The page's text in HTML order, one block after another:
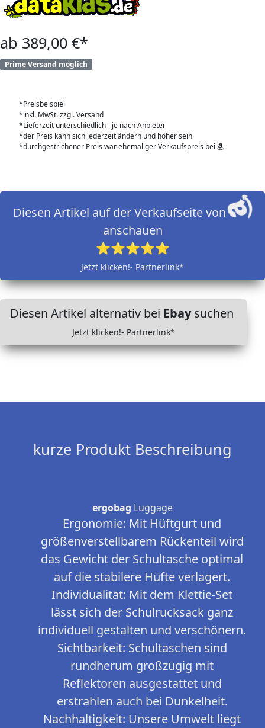
ab 389,00 €*
Prime Versand möglich
*Preisbeispiel
*inkl. MwSt. zzgl. Versand
*Lieferzeit unterschiedlich - je nach Anbieter
*der Preis kann sich jederzeit ändern und höher sein
*durchgestrichener Preis war ehemaliger Verkaufspreis bei
Diesen Artikel auf der Verkaufseite von
anschauen
⭐⭐⭐⭐⭐
Jetzt klicken!- Partnerlink*
Diesen Artikel alternativ bei Ebaysuchen
Jetzt klicken!- Partnerlink*
kurze Produkt Beschreibung
ergobag Luggage
Ergonomie: Mit Hüftgurt und
größenverstellbarem Rückenteil wird
das Gewicht der Schultasche optimal
auf die stabilere Hüfte verlagert.
Individualität: Mit dem Klettie-Set
lässt sich der Schulrucksack ganz
individuell gestalten und verschönern.
Sichtbarkeit: Schultaschen sind
rundherum großzügig mit
Reflektoren ausgestattet und
erstrahlen auch bei Dunkelheit.
Nachhaltigkeit: Unsere Umwelt liegt